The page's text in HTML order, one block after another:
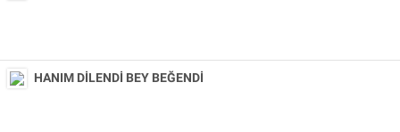
HANIM DİLENDİ BEY BEĞENDİ